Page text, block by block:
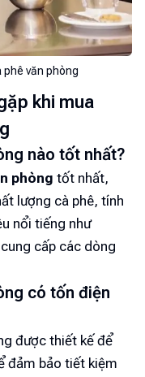
phê văn phòng
khi mua
nào tốt nhất?
phòng tốt nhất,
lượng cà phê, tính
nổi tiếng như
cấp các dòng
có tốn điện
được thiết kế để
đảm bảo tiết kiệm